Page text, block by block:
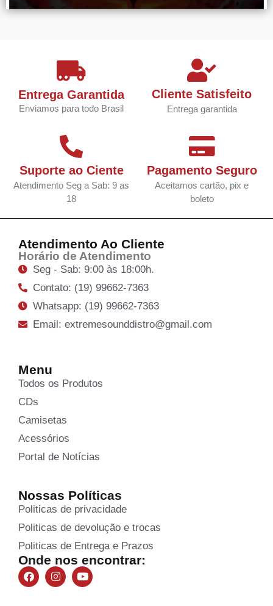
Entrega Garantida
Enviamos para todo Brasil
Cliente Satisfeito
Entrega garantida
Suporte ao Ciente
Atendimento Seg a Sab: 9 as
18
Pagamento Seguro
Aceitamos cartão, pix e
boleto
Atendimento Ao Cliente
Horário de Atendimento
Seg - Sab: 9:00 às 18:00h.
Contato: (19) 99662-7363
Whatsapp: (19) 99662-7363
Email: extremesounddistro@gmail.com
Menu
Todos os Produtos
CDs
Camisetas
Acessórios
Portal de Notícias
Nossas Políticas
Politicas de privacidade
Politicas de devolução e trocas
Politicas de Entrega e Prazos
Onde nos encontrar: